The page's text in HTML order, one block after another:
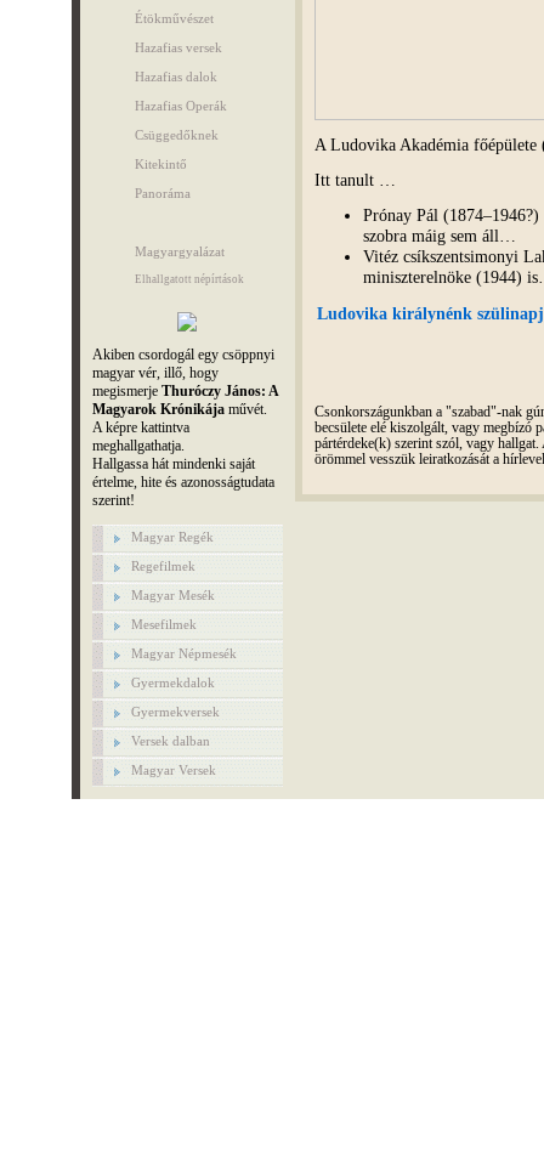
Étökművészet
Hazafias versek
Hazafias dalok
Hazafias Operák
Csüggedőknek
Kitekintő
Panoráma
Magyargyalázat
Elhallgatott népírtások
Akiben csordogál egy csöppnyi
magyar vér, illő, hogy
megismerje Thuróczy János: A
Magyarok Krónikájaművét.
A képre kattintva
meghallgathatja.
Hallgassa hát mindenki saját
értelme, hite és azonosságtudata
szerint!
Magyar Regék
Regefilmek
Magyar Mesék
Mesefilmek
Magyar Népmesék
Gyermekdalok
Gyermekversek
Versek dalban
Magyar Versek
A Ludovika Akadémia főépülete
Itt tanult …
Prónay Pál
szobra máig sem áll…
Vitéz csíkszentsimonyi
miniszterelnöke (1944)
Ludovika királynénk
Csonkországunkban a "szabad"-nak
becsülete elé kiszolgált, vagy megbízó
pártérdeke(k) szerint szól, vagy
örömmel vesszük leiratkozását a